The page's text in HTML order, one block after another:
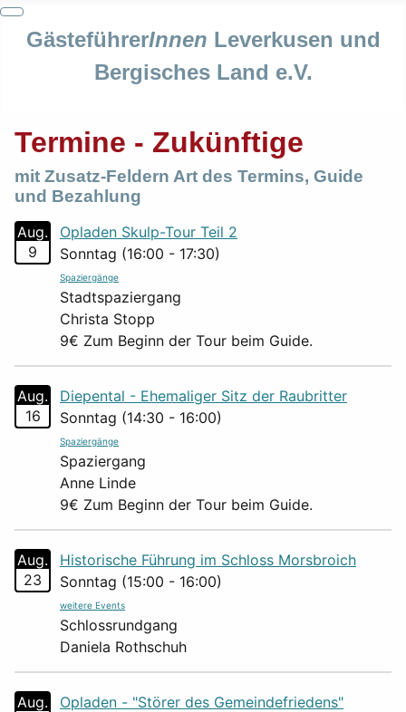
GästeführerInnen Leverkusen und
Bergisches Land e.V.
Termine - Zukünftige
mit Zusatz-Feldern Art des Termins, Guide
und Bezahlung
Aug.
9
Opladen Skulp-Tour Teil 2
Sonntag (16:00 - 17:30)
Spaziergänge
Stadtspaziergang
Christa Stopp
9€ Zum Beginn der Tour beim Guide.
Aug.
16
Diepental - Ehemaliger Sitz der Raubritter
Sonntag (14:30 - 16:00)
Spaziergänge
Spaziergang
Anne Linde
9€ Zum Beginn der Tour beim Guide.
Aug.
23
Historische Führung im Schloss Morsbroich
Sonntag (15:00 - 16:00)
weitere Events
Schlossrundgang
Daniela Rothschuh
Aug.
Opladen - "Störer des Gemeindefriedens"